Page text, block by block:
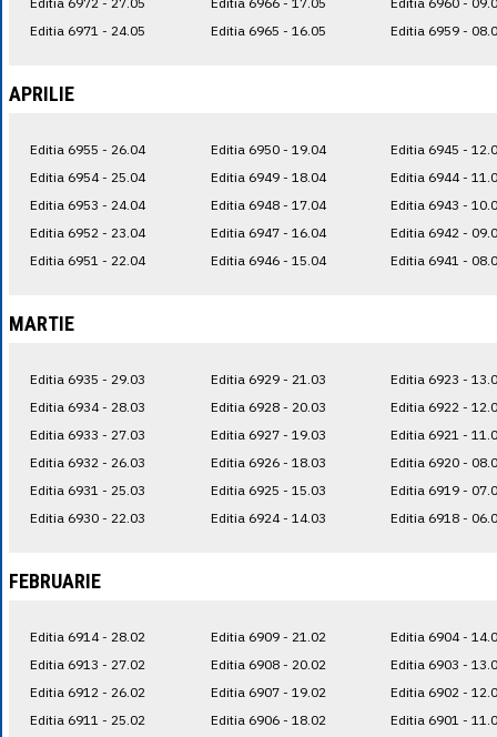
Editia 6971 - 24.05
Editia 6965 - 16.05
Editia 6959 -
APRILIE
Editia 6955 - 26.04
Editia 6954 - 25.04
Editia 6953 - 24.04
Editia 6952 - 23.04
Editia 6951 - 22.04
Editia 6950 - 19.04
Editia 6949 - 18.04
Editia 6948 - 17.04
Editia 6947 - 16.04
Editia 6946 - 15.04
Editia 6945 -
Editia 6944 -
Editia 6943 -
Editia 6942 -
Editia 6941 -
MARTIE
Editia 6935 - 29.03
Editia 6934 - 28.03
Editia 6933 - 27.03
Editia 6932 - 26.03
Editia 6931 - 25.03
Editia 6930 - 22.03
Editia 6929 - 21.03
Editia 6928 - 20.03
Editia 6927 - 19.03
Editia 6926 - 18.03
Editia 6925 - 15.03
Editia 6924 - 14.03
Editia 6923 -
Editia 6922 -
Editia 6921 -
Editia 6920 -
Editia 6919 -
Editia 6918 -
FEBRUARIE
Editia 6914 - 28.02
Editia 6913 - 27.02
Editia 6912 - 26.02
Editia 6911 - 25.02
Editia 6909 - 21.02
Editia 6908 - 20.02
Editia 6907 - 19.02
Editia 6906 - 18.02
Editia 6904 -
Editia 6903 -
Editia 6902 -
Editia 6901 -